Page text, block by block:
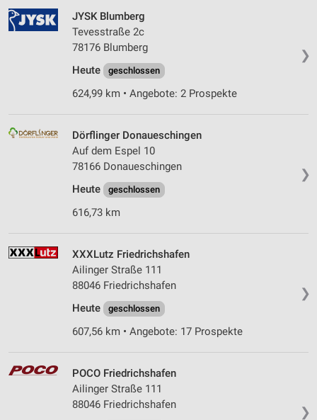
❯
JYSK Blumberg
Tevesstraße 2c
78176 Blumberg
Heute
geschlossen
624,99 km • Angebote: 2 Prospekte
❯
Dörflinger Donaueschingen
Auf dem Espel 10
78166 Donaueschingen
Heute
geschlossen
616,73 km
❯
XXXLutz Friedrichshafen
Ailinger Straße 111
88046 Friedrichshafen
Heute
geschlossen
607,56 km • Angebote: 17 Prospekte
❯
POCO Friedrichshafen
Ailinger Straße 111
88046 Friedrichshafen